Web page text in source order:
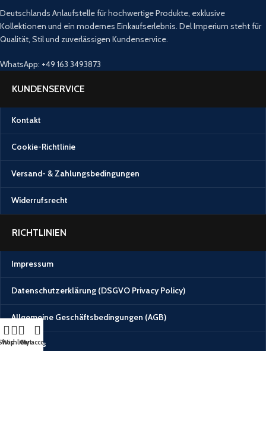
Deutschlands Anlaufstelle für hochwertige Produkte, exklusive
Kollektionen und ein modernes Einkaufserlebnis. Del Imperium steht für
Qualität, Stil und zuverlässigen Kundenservice.
WhatsApp: +49 163 3493873
KUNDENSERVICE
Kontakt
Cookie-Richtlinie
Versand- & Zahlungsbedingungen
Widerrufsrecht
RICHTLINIEN
Impressum
Datenschutzerklärung (DSGVO Privacy Policy)
Allgemeine Geschäftsbedingungen (AGB)
Über Uns
WishlistCart
My account